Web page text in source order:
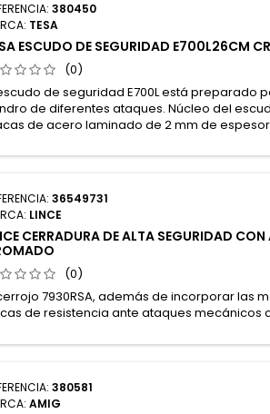
380450
TESA
ESCUDO DE SEGURIDAD E700L26CM
(0)
de seguridad E700L está preparado
de diferentes ataques. Núcleo del
de acero laminado de 2 mm de
36549731
LINCE
CERRADURA DE ALTA SEGURIDAD
(0)
7930RSA, además de incorporar las
de resistencia ante ataques mecánicos
380581
AMIG